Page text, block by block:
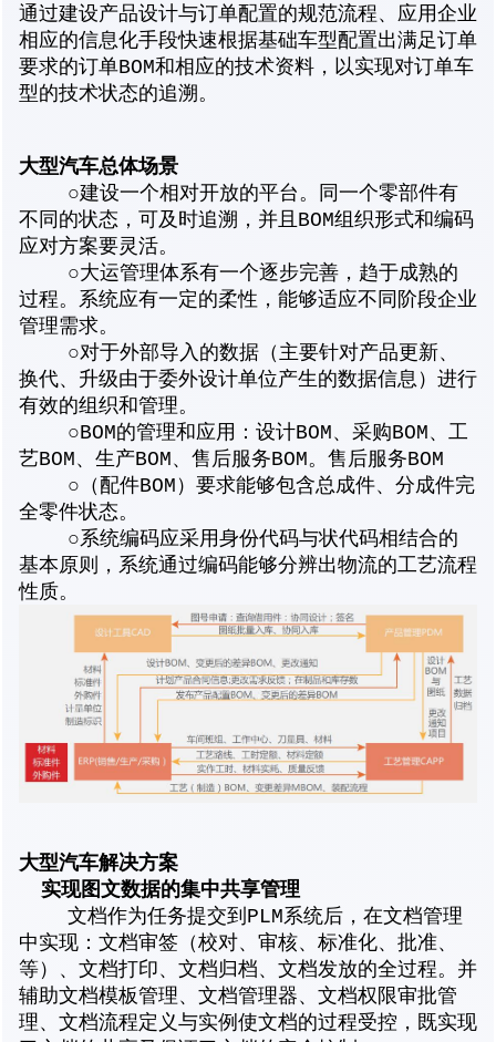
通过建设产品设计与订单配置的规范流程、应用企业
相应的信息化手段快速根据基础车型配置出满足订单
要求的订单BOM和相应的技术资料，以实现对订单车
型的技术状态的追溯。
大型汽车总体场景
○建设一个相对开放的平台。同一个零部件有
不同的状态，可及时追溯，并且BOM组织形式和编码
应对方案要灵活。
○大运管理体系有一个逐步完善，趋于成熟的
过程。系统应有一定的柔性，能够适应不同阶段企业
管理需求。
○对于外部导入的数据（主要针对产品更新、
换代、升级由于委外设计单位产生的数据信息）进行
有效的组织和管理。
○BOM的管理和应用：设计BOM、采购BOM、工
艺BOM、生产BOM、售后服务BOM。售后服务BOM
○（配件BOM）要求能够包含总成件、分成件完
全零件状态。
○系统编码应采用身份代码与状代码相结合的
基本原则，系统通过编码能够分辨出物流的工艺流程
性质。
大型汽车解决方案
实现图文数据的集中共享管理
文档作为任务提交到PLM系统后，在文档管理
中实现：文档审签（校对、审核、标准化、批准、
等）、文档打印、文档归档、文档发放的全过程。并
辅助文档模板管理、文档管理器、文档权限审批管
理、文档流程定义与实例使文档的过程受控，既实现